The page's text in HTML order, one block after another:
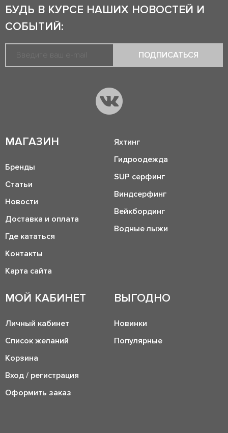
БУДЬ В КУРСЕ НАШИХ НОВОСТЕЙ И
СОБЫТИЙ:
ПОДПИСАТЬСЯ
МАГАЗИН
Бренды
Статьи
Новости
Доставка и оплата
Где кататься
Контакты
Карта сайта
Яхтинг
Гидроодежда
SUP серфинг
Виндсерфинг
Вейкбординг
Водные лыжи
МОЙ КАБИНЕТ
Личный кабинет
Список желаний
Корзина
Вход / регистрация
Оформить заказ
ВЫГОДНО
Новинки
Популярные